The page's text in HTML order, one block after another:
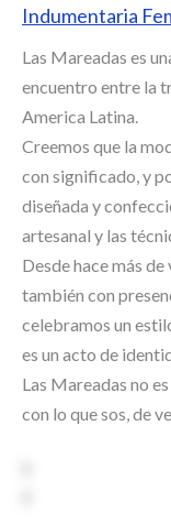
Indumentaria
Las Mareadas es
encuentro entre la
America Latina.
Creemos que la
con significado, y
diseñada y
artesanal y las
Desde hace más
también con
celebramos un
es un acto de
Las Mareadas no
con lo que sos, de